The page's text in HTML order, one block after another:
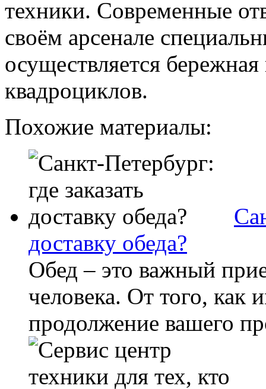
техники. Современные
своём арсенале
осуществляется
квадроциклов.
Похожие материалы:
доставку обеда?
Обед – это важный
человека. От того, как
продолжение вашего